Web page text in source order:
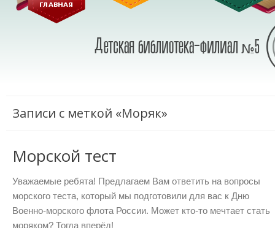
Записи с меткой «Моряк»
Морской тест
Уважаемые ребята! Предлагаем Вам ответить на вопросы
морского теста, который мы подготовили для вас к Дню
Военно-морского флота России. Может кто-то мечтает стать
моряком? Тогда вперёд!